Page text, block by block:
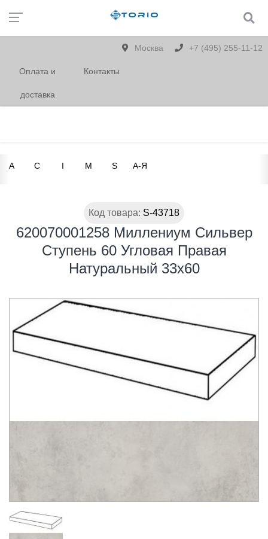
Москва +7 (495) 255-11-12
Оплата и
доставка
Контакты
A C I M S А-Я
Код товара: S-43718
620070001258 Миллениум Сильвер
Ступень 60 Угловая Правая
Натуральный 33х60